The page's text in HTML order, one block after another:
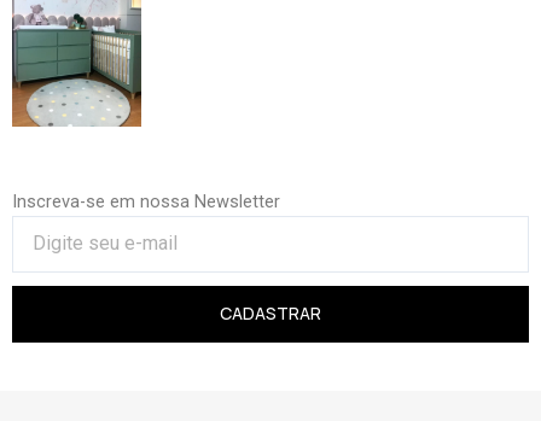
Inscreva-se em nossa Newsletter
CADASTRAR